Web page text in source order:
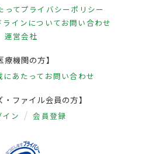
ってプライバシーポリシー
インについてお問い合わせ
運営会社
療機関の方】
にあたって お問い合わせ
・ファイル会員の方】
イン 会員登録